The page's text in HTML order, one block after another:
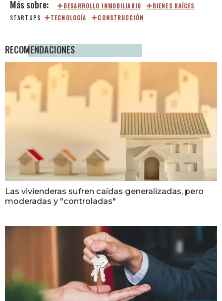
DESARROLLO INMOBILIARIO
BIENES RAÍCES
STARTUPS
TECNOLOGÍA CONSTRUCCIÓN
RECOMENDACIONES
Las vivienderas sufren caídas generalizadas, pero
moderadas y "controladas"